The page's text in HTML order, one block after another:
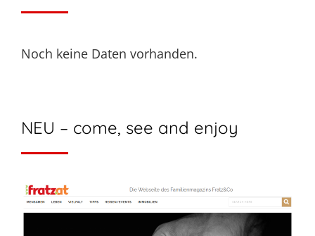
Noch keine Daten vorhanden.
NEU – come, see and enjoy